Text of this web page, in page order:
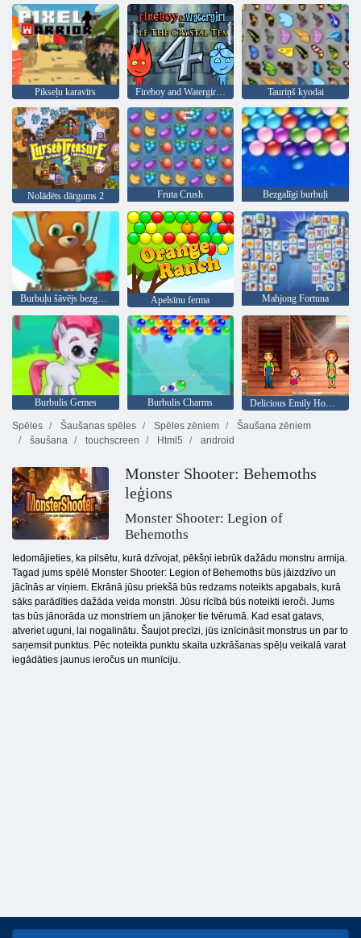
Pikseļu karavīrs Fireboy and Watergirl 4: Kristāla templis Tauriņš kyodai
Nolādēts dārgums 2 Fruta Crush Bezgalīgi burbuļi
Burbuļu šāvējs bezgalīgs Apelsīnu ferma Mahjong Fortuna
Burbulis Gemes Burbulis Charms
Delicious Emily Home Sweet Home
Spēles
Šaušanas spēles Spēles zēniem
Šaušana zēniem
šaušana
touchscreen Html5 android
Monster Shooter: Behemoths
leģions
Monster Shooter: Legion of
Behemoths
Iedomājieties, ka pilsētu, kurā dzīvojat, pēkšņi iebrūk dažādu monstru armija.
Tagad jums spēlē Monster Shooter: Legion of Behemoths būs jāizdzīvo un
jācīnās ar viņiem. Ekrānā jūsu priekšā būs redzams noteikts apgabals, kurā
sāks parādīties dažāda veida monstri. Jūsu rīcībā būs noteikti ieroči. Jums
tas būs jānorāda uz monstriem un jānoķer tie tvērumā. Kad esat gatavs,
atveriet uguni, lai nogalinātu. Šaujot precīzi, jūs iznīcināsit monstrus un par to
saņemsit punktus. Pēc noteikta punktu skaita uzkrāšanas spēļu veikalā varat
iegādāties jaunus ieročus un munīciju.